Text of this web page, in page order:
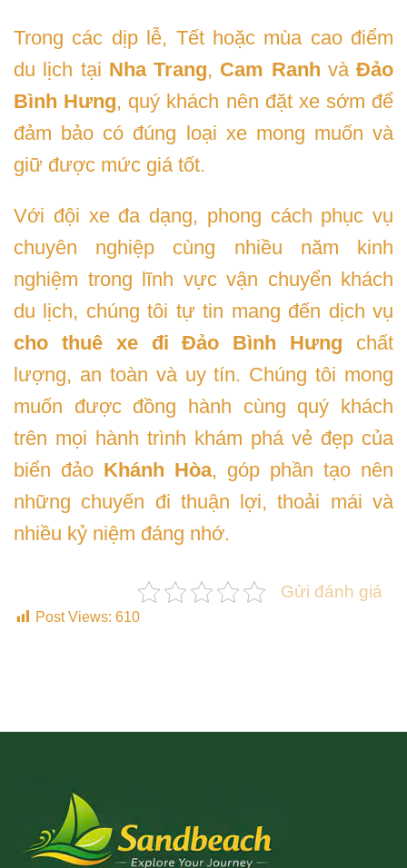
Trong các dịp lễ, Tết hoặc mùa cao điểm
du lịch tại Nha Trang, Cam Ranh và Đảo
Bình Hưng, quý khách nên đặt xe sớm để
đảm bảo có đúng loại xe mong muốn và
giữ được mức giá tốt.
Với đội xe đa dạng, phong cách phục vụ
chuyên nghiệp cùng nhiều năm kinh
nghiệm trong lĩnh vực vận chuyển khách
du lịch, chúng tôi tự tin mang đến dịch vụ
cho thuê xe đi Đảo Bình Hưng chất
lượng, an toàn và uy tín. Chúng tôi mong
muốn được đồng hành cùng quý khách
trên mọi hành trình khám phá vẻ đẹp của
biển đảo Khánh Hòa, góp phần tạo nên
những chuyến đi thuận lợi, thoải mái và
nhiều kỷ niệm đáng nhớ.
Gửi đánh giá
Post Views: 610